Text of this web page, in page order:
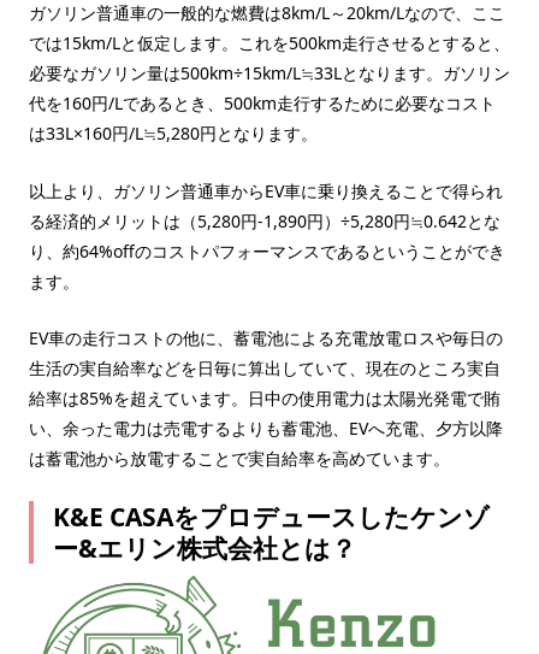
ガソリン普通車の一般的な燃費は8km/L～20km/Lなので、ここ
では15km/Lと仮定します。これを500km走行させるとすると、
必要なガソリン量は500km÷15km/L≒33Lとなります。ガソリン
代を160円/Lであるとき、500km走行するために必要なコスト
は33L×160円/L≒5,280円となります。
以上より、ガソリン普通車からEV車に乗り換えることで得られ
る経済的メリットは（5,280円-1,890円）÷5,280円≒0.642とな
り、約64%offのコストパフォーマンスであるということができ
ます。
EV車の走行コストの他に、蓄電池による充電放電ロスや毎日の
生活の実自給率などを日毎に算出していて、現在のところ実自
給率は85%を超えています。日中の使用電力は太陽光発電で賄
い、余った電力は売電するよりも蓄電池、EVへ充電、夕方以降
は蓄電池から放電することで実自給率を高めています。
K&E CASAをプロデュースしたケンゾ
ー&エリン株式会社とは？